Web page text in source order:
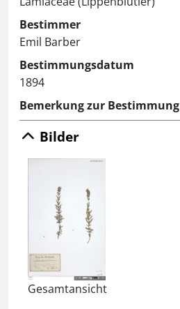
Bestimmer
Emil Barber
Bestimmungsdatum
1894
Bemerkung zur Bestimmung
Bilder
Gesamtansicht